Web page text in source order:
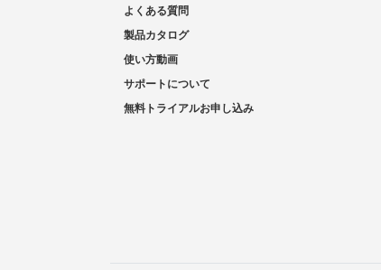
よくある質問
製品カタログ
使い方動画
サポートについて
無料トライアルお申し込み